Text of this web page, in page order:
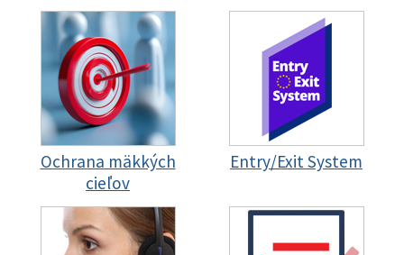
Ochrana mäkkých
cieľov
Entry/Exit System